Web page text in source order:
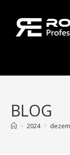
BLOG
> 2024 >